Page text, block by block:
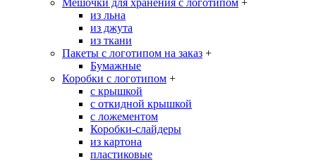
Мешочки для хранения с логотипом +
из льна
из джута
из ткани
Пакеты с логотипом на заказ +
Бумажные
Коробки с логотипом +
с крышкой
с откидной крышкой
с ложементом
Коробки-слайдеры
из картона
пластиковые